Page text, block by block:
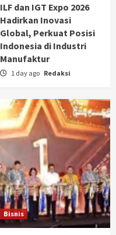
ILF dan IGT Expo 2026
Hadirkan Inovasi
Global, Perkuat Posisi
Indonesia di Industri
Manufaktur
1 day ago Redaksi
Bisnis